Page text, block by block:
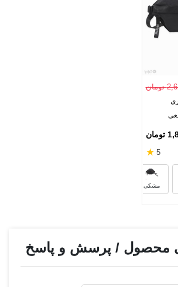
5
★
مشکی
محصول / پرسش و پاسخ